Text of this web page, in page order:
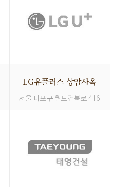
LG유플러스 상암사옥
서울 마포구 월드컵북로 416